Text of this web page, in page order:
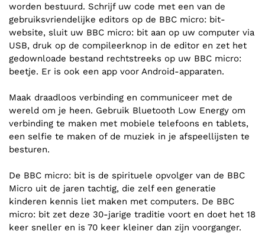
worden bestuurd. Schrijf uw code met een van de
gebruiksvriendelijke editors op de BBC micro: bit-
website, sluit uw BBC micro: bit aan op uw computer via
USB, druk op de compileerknop in de editor en zet het
gedownloade bestand rechtstreeks op uw BBC micro:
beetje. Er is ook een app voor Android-apparaten.
Maak draadloos verbinding en communiceer met de
wereld om je heen. Gebruik Bluetooth Low Energy om
verbinding te maken met mobiele telefoons en tablets,
een selfie te maken of de muziek in je afspeellijsten te
besturen.
De BBC micro: bit is de spirituele opvolger van de BBC
Micro uit de jaren tachtig, die zelf een generatie
kinderen kennis liet maken met computers. De BBC
micro: bit zet deze 30-jarige traditie voort en doet het 18
keer sneller en is 70 keer kleiner dan zijn voorganger.